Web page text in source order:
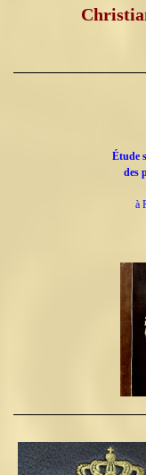
Étude
des
à